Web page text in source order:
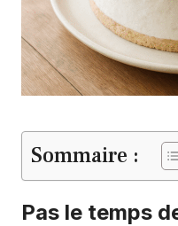
Sommaire :
Pas le temps